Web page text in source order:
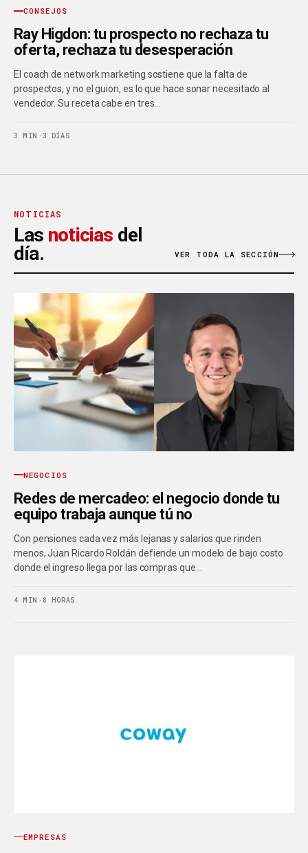
CONSEJOS
Ray Higdon: tu prospecto no rechaza tu
oferta, rechaza tu desesperación
El coach de network marketing sostiene que la falta de
prospectos, y no el guion, es lo que hace sonar necesitado al
vendedor. Su receta cabe en tres…
3 MIN · 3 DÍAS
NOTICIAS
Las noticias del
día.
VER TODA LA SECCIÓN
NEGOCIOS
Redes de mercadeo: el negocio donde tu
equipo trabaja aunque tú no
Con pensiones cada vez más lejanas y salarios que rinden
menos, Juan Ricardo Roldán defiende un modelo de bajo costo
donde el ingreso llega por las compras que…
4 MIN · 8 HORAS
EMPRESAS